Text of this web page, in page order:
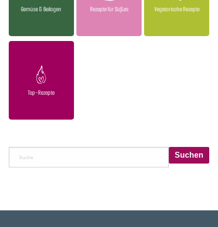
Gemüse & Beilagen Rezepte für Süßes Vegetarische Rezepte
Top-Rezepte